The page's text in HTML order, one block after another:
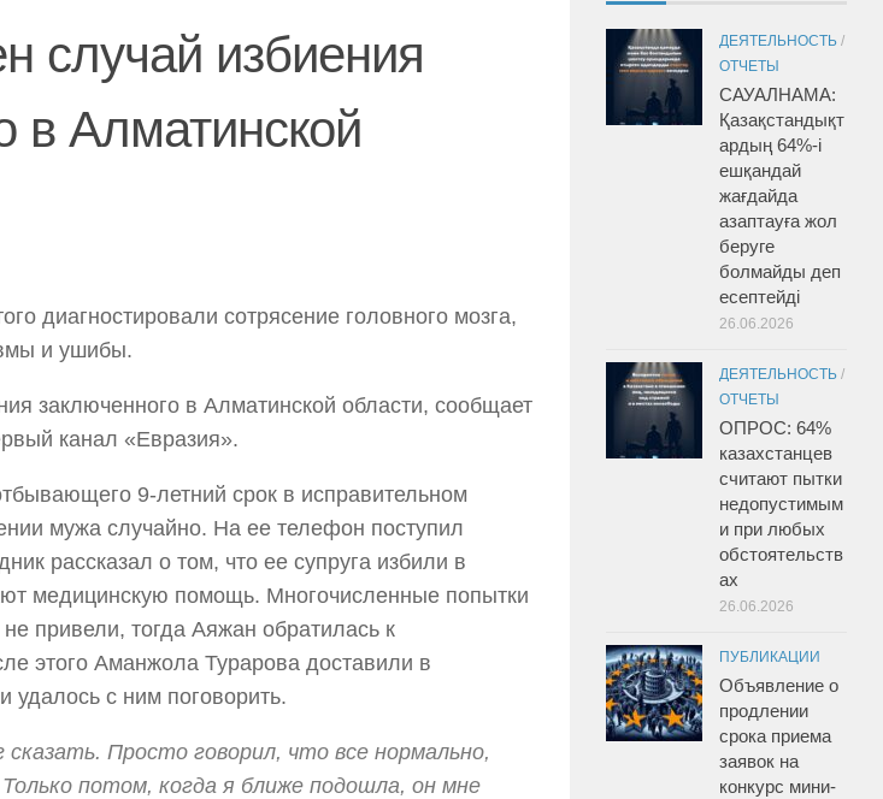
случай избиения
в Алматинской
диагностировали сотрясение головного мозга,
и ушибы.
заключенного в Алматинской области, сообщает
канал «Евразия».
9-летний срок в исправительном
мужа случайно. На ее телефон поступил
рассказал о том, что ее супруга избили в
медицинскую помощь. Многочисленные попытки
привели, тогда Аяжан обратилась к
этого Аманжола Турарова доставили в
удалось с ним поговорить.
Просто говорил, что все нормально,
потом, когда я ближе подошла, он мне
ДЕЯТЕЛЬНОСТЬ /
ОТЧЕТЫ
САУАЛНАМА:
Қазақстандықт
ардың 64%-і
ешқандай
жағдайда
азаптауға жол
беруге
болмайды деп
есептейді
26.06.2026
ДЕЯТЕЛЬНОСТЬ /
ОТЧЕТЫ
ОПРОС: 64%
казахстанцев
считают пытки
недопустимым
и при любых
обстоятельств
ах
26.06.2026
ПУБЛИКАЦИИ
Объявление о
продлении
срока приема
заявок на
конкурс мини-